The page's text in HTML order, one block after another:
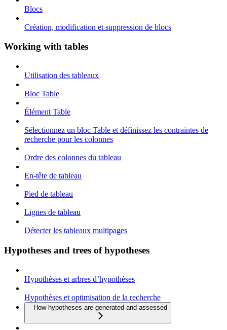
Blocs
Création, modification et suppression de blocs
Working with tables
Utilisation des tableaux
Bloc Table
Élément Table
Sélectionnez un bloc Table et définissez les contraintes de
recherche pour les colonnes
Ordre des colonnes du tableau
En-tête de tableau
Pied de tableau
Lignes de tableau
Détecter les tableaux multipages
Hypotheses and trees of hypotheses
Hypothèses et arbres d’hypothèses
Hypothèses et optimisation de la recherche
How hypotheses are generated and assessed